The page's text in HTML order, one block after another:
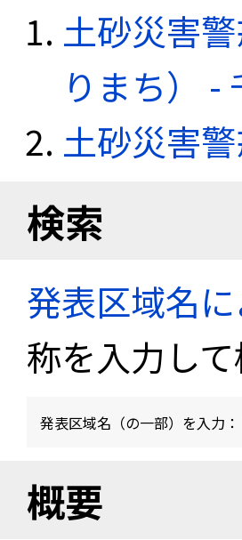
土砂災害
りまち） -
土砂災害
検索
発表区域名
称を入力し
発表区域名（の一部）を入力：
概要